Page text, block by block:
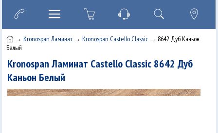
→Kronospan Ламинат →Kronospan Castello Classic → 8642 Дуб Каньон
Белый
Kronospan Ламинат Castello Classic 8642 Дуб
Каньон Белый